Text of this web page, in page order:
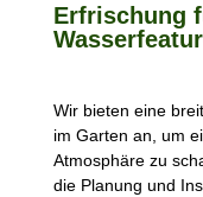
Erfrischung
Wir bieten eine
im Garten an, um
Atmosphäre zu
die Planung und